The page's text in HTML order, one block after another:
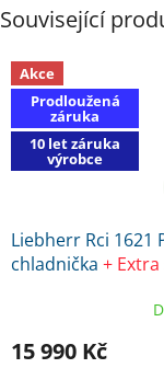
Související
Akce
Prodloužená
záruka
10 let záruka
výrobce
Liebherr Rci 1621
chladnička + Extra
Frosch EKO Čistič
15 990 Kč